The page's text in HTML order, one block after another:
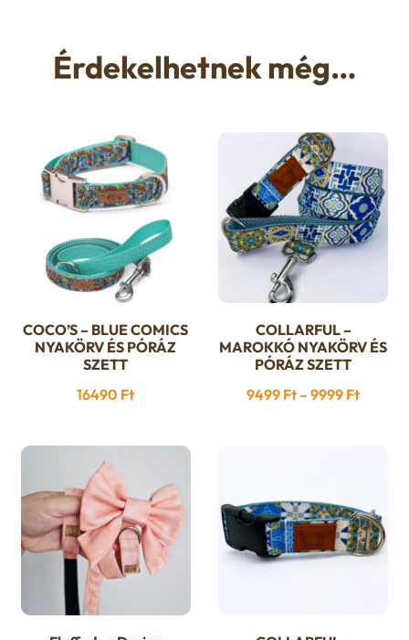
Érdekelhetnek még…
Ennek
a
több
A
változatok
a
termékoldalon
választhatók
COCO’S – BLUE COMICS
NYAKÖRV ÉS PÓRÁZ
SZETT
16490 Ft
Ennek
a
több
változatok
a
termékoldalon
COLLARFUL –
MAROKKÓ NYAKÖRV ÉS
PÓRÁZ SZETT
9499 Ft – 9999 Ft